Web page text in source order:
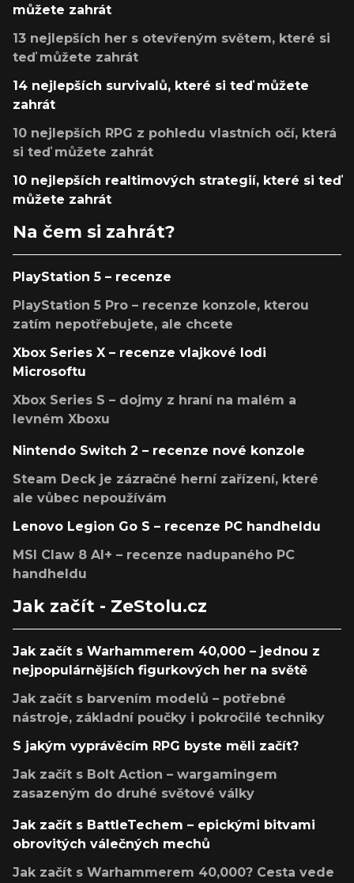
můžete zahrát
13 nejlepších her s otevřeným světem, které si
teď můžete zahrát
14 nejlepších survivalů, které si teď můžete
zahrát
10 nejlepších RPG z pohledu vlastních očí, která
si teď můžete zahrát
10 nejlepších realtimových strategií, které si teď
můžete zahrát
Na čem si zahrát?
PlayStation 5 – recenze
PlayStation 5 Pro – recenze konzole, kterou
zatím nepotřebujete, ale chcete
Xbox Series X – recenze vlajkové lodi
Microsoftu
Xbox Series S – dojmy z hraní na malém a
levném Xboxu
Nintendo Switch 2 – recenze nové konzole
Steam Deck je zázračné herní zařízení, které
ale vůbec nepoužívám
Lenovo Legion Go S – recenze PC handheldu
MSI Claw 8 AI+ – recenze nadupaného PC
handheldu
Jak začít - ZeStolu.cz
Jak začít s Warhammerem 40,000 – jednou z
nejpopulárnějších figurkových her na světě
Jak začít s barvením modelů – potřebné
nástroje, základní poučky i pokročilé techniky
S jakým vyprávěcím RPG byste měli začít?
Jak začít s Bolt Action – wargamingem
zasazeným do druhé světové války
Jak začít s BattleTechem – epickými bitvami
obrovitých válečných mechů
Jak začít s Warhammerem 40,000? Cesta vede